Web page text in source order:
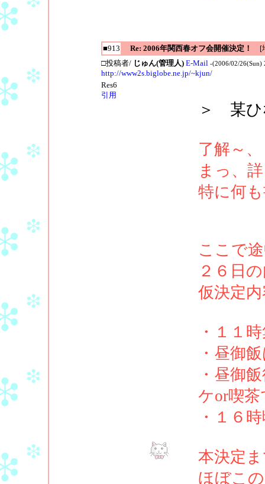
■913 Re: 2006年関西春オフ会開催決定！
[
□投稿者/ じゅん(管理人) E-Mail -(2006/02/26(Sun)
http://www2s.biglobe.ne.jp/~kjun/
Res6
引用
＞ 某ひ
了解～
まっ、
特に何
ここで
２６日
仮決定
・１１
・昼御
・昼御
ケor喫茶
・１６
本決定
ほぼこ